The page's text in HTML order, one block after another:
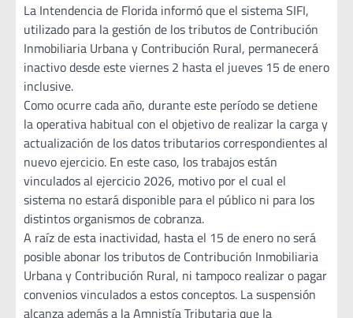
La Intendencia de Florida informó que el sistema SIFI,
utilizado para la gestión de los tributos de Contribución
Inmobiliaria Urbana y Contribución Rural, permanecerá
inactivo desde este viernes 2 hasta el jueves 15 de enero
inclusive.
Como ocurre cada año, durante este período se detiene
la operativa habitual con el objetivo de realizar la carga y
actualización de los datos tributarios correspondientes al
nuevo ejercicio. En este caso, los trabajos están
vinculados al ejercicio 2026, motivo por el cual el
sistema no estará disponible para el público ni para los
distintos organismos de cobranza.
A raíz de esta inactividad, hasta el 15 de enero no será
posible abonar los tributos de Contribución Inmobiliaria
Urbana y Contribución Rural, ni tampoco realizar o pagar
convenios vinculados a estos conceptos. La suspensión
alcanza además a la Amnistía Tributaria que la